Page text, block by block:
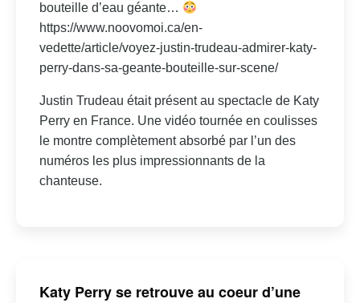
bouteille d’eau géante…
https://www.noovomoi.ca/en-
vedette/article/voyez-justin-trudeau-admirer-katy-
perry-dans-sa-geante-bouteille-sur-scene/
Justin Trudeau était présent au spectacle de Katy
Perry en France. Une vidéo tournée en coulisses
le montre complètement absorbé par l’un des
numéros les plus impressionnants de la
chanteuse.
Katy Perry se retrouve au coeur d’une